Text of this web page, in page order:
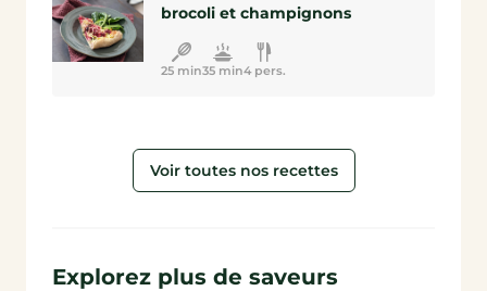
brocoli et champignons
25 min35 min4 pers.
Voir toutes nos recettes
Explorez plus de saveurs